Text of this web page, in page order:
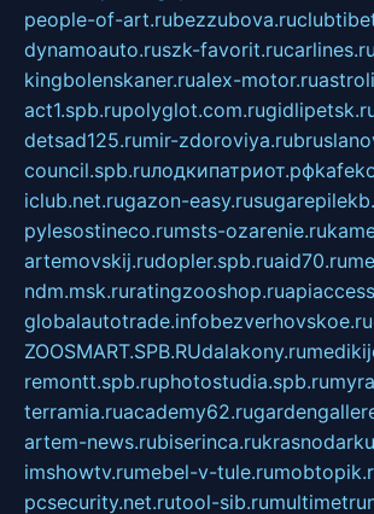
people-of-art.rubezzubova.ru
dynamoauto.ruszk-favorit.rucarlines.ru
kingbolenskaner.rualex-motor.ru
act1.spb.rupolyglot.com.ru
detsad125.rumir-zdoroviya.ru
council.spb.ruлодкипатриот.рф
iclub.net.rugazon-easy.ru
pylesostineco.rumsts-ozarenie.ru
artemovskij.rudopler.spb.ruaid70.ru
ndm.msk.ruratingzooshop.ru
globalautotrade.infobezverhovskoe.ru
ZOOSMART.SPB.RUdalakony.ru
remontt.spb.ruphotostudia.spb.ru
terramia.ruacademy62.ru
artem-news.rubiserinca.ru
imshowtv.rumebel-v-tule.ru
pcsecurity.net.rutool-sib.ru